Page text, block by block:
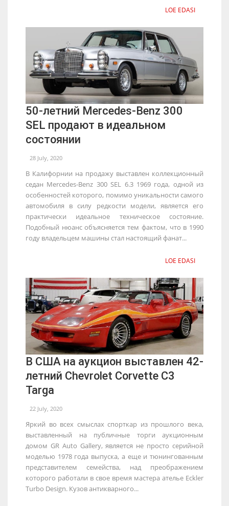
LOE EDASI
50-летний Mercedes-Benz 300
SEL продают в идеальном
состоянии
28 July, 2020
В Калифорнии на продажу выставлен коллекционный
седан Mercedes-Benz 300 SEL 6.3 1969 года, одной из
особенностей которого, помимо уникальности самого
автомобиля в силу редкости модели, является его
практически идеальное техническое состояние.
Подобный нюанс объясняется тем фактом, что в 1990
году владельцем машины стал настоящий фанат...
LOE EDASI
В США на аукцион выставлен 42-
летний Chevrolet Corvette C3
Targa
22 July, 2020
Яркий во всех смыслах спорткар из прошлого века,
выставленный на публичные торги аукционным
домом GR Auto Gallery, является не просто серийной
моделью 1978 года выпуска, а еще и тюнингованным
представителем семейства, над преображением
которого работали в свое время мастера ателье Eckler
Turbo Design. Кузов антикварного...